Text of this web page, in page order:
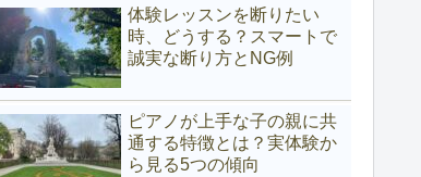
体験レッスンを断りたい
時、どうする？スマートで
誠実な断り方とNG例
ピアノが上手な子の親に共
通する特徴とは？実体験か
ら見る5つの傾向